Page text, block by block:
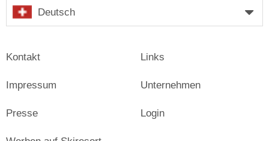
Deutsch
Kontakt
Impressum
Presse
Links
Unternehmen
Login